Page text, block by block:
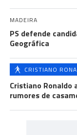
MADEIRA
PS defende
Geográfica
CRISTIANO
Cristiano Ronaldo
rumores de